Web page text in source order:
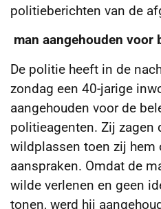
politieberichten van de
man aangehouden voor
De politie heeft in de
zondag een 40-jarige
aangehouden voor de
politieagenten. Zij zagen
wildplassen toen zij hem
aanspraken. Omdat de
wilde verlenen en geen
tonen, werd hij